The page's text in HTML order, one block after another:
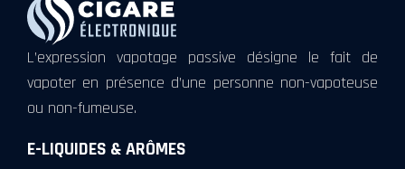
L’expression vapotage passive désigne le fait de
vapoter en présence d’une personne non-vapoteuse
ou non-fumeuse.
E-LIQUIDES & ARÔMES